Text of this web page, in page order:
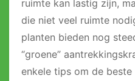
ruimte kan lastig zijn,
die niet veel ruimte
planten bieden nog
“groene”
enkele tips om de